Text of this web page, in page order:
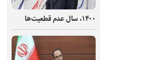
۱۴۰۰، سال عدم قطعیت‌ها